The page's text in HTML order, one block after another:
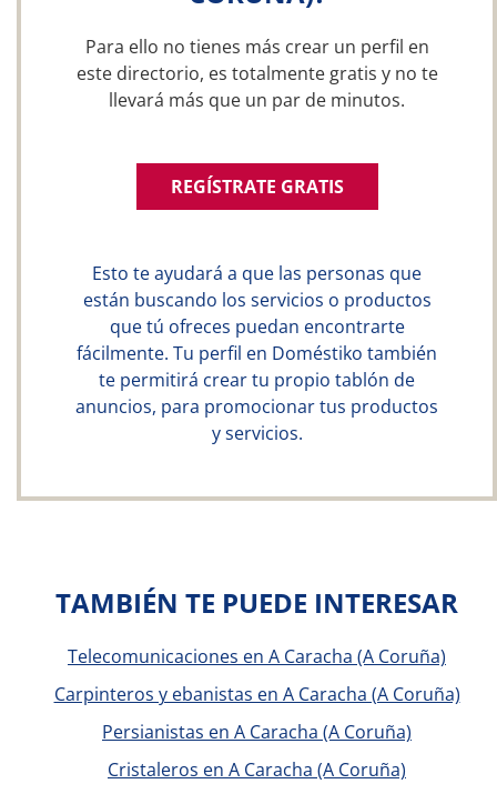
Para ello no tienes más crear un perfil en
este directorio, es totalmente gratis y no te
llevará más que un par de minutos.
REGÍSTRATE GRATIS
Esto te ayudará a que las personas que
están buscando los servicios o productos
que tú ofreces puedan encontrarte
fácilmente. Tu perfil en Doméstiko también
te permitirá crear tu propio tablón de
anuncios, para promocionar tus productos
y servicios.
TAMBIÉN TE PUEDE INTERESAR
Telecomunicaciones en A Caracha (A Coruña)
Carpinteros y ebanistas en A Caracha (A Coruña)
Persianistas en A Caracha (A Coruña)
Cristaleros en A Caracha (A Coruña)